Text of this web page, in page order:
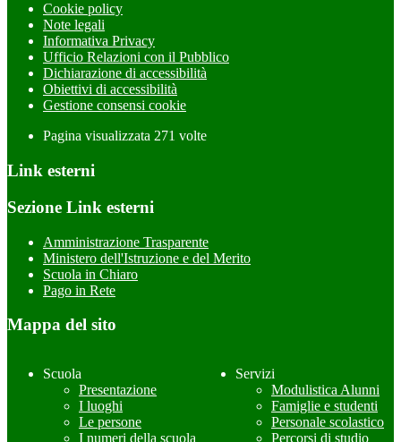
Cookie policy
Note legali
Informativa Privacy
Ufficio Relazioni con il Pubblico
Dichiarazione di accessibilità
Obiettivi di accessibilità
Gestione consensi cookie
Pagina visualizzata 271 volte
Link esterni
Sezione Link esterni
Amministrazione Trasparente
Ministero dell'Istruzione e del Merito
Scuola in Chiaro
Pago in Rete
Mappa del sito
Scuola
Presentazione
I luoghi
Le persone
I numeri della scuola
Servizi
Modulistica Alunni
Famiglie e studenti
Personale scolastico
Percorsi di studio